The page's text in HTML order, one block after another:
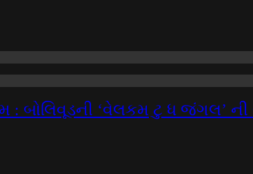
: બોલિવૂડની ‘વેલકમ ટુ ધ જંગલ’